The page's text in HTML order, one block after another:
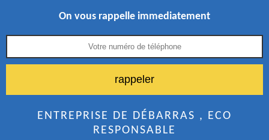
On vous rappelle immediatement
ENTREPRISE DE DÉBARRAS , ECO
RESPONSABLE